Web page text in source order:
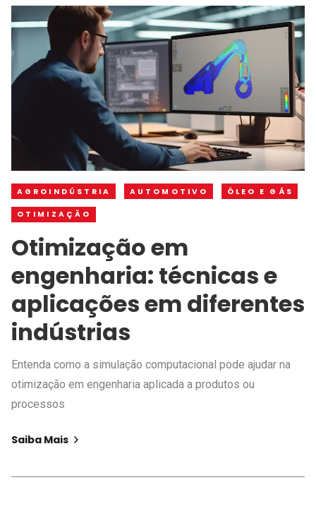
AGROINDÚSTRIA AUTOMOTIVO ÓLEO E GÁS
OTIMIZAÇÃO
Otimização em
engenharia: técnicas e
aplicações em diferentes
indústrias
Entenda como a simulação computacional pode ajudar na
otimização em engenharia aplicada a produtos ou
processos
Saiba Mais